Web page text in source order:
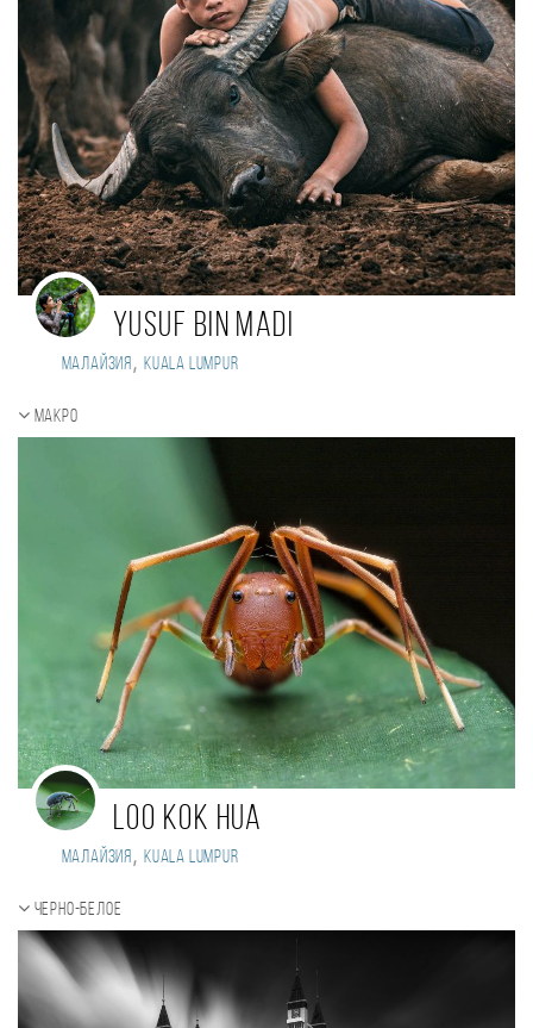
Yusuf Bin Madi
Малайзия , kuala lumpur
Макро
Loo kok hua
Малайзия, Kuala Lumpur
Черно-белое